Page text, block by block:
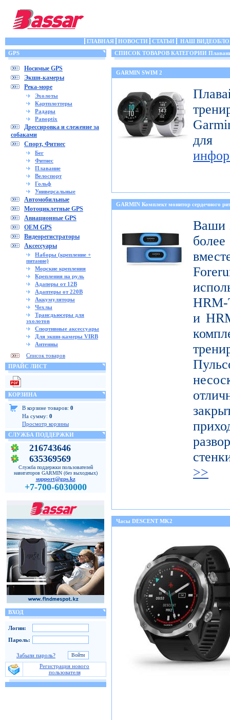
ГЛАВНАЯ НОВОСТИ СТАТЬИ
НАШ
GPS
Носимые GPS
Экшн-камеры
Река-море
Эхолоты
Картплоттеры
Радары
Panoptix
Дрессировка и слежение за
собаками
Спорт, Фитнес
Бег
Фитнес
Плавание
Велоспорт
Гольф
Универсальные
Автомобильные
Мотоциклетные GPS
Авиационные GPS
OEM GPS
Видеорегистраторы
Аксессуары
Наборы (крепление +
питание)
Морские крепления
Крепления на руль
Адаперы от 12В
Адаптеры от 220В
Аккумуляторы
Чехлы
Трансдьюсеры для
эхолотов
Спортивные аксессуары
Для экшн-камеры VIRB
Антенны
Список товаров
ПРАЙС ЛИСТ
КОРЗИНА
В корзине товаров: 0
На сумму: 0
Просмотр корзины
СЛУЖБА ПОДДЕРЖКИ
216743646
635369569
Служба поддержки пользователей
навигаторов GARMIN (без выходных)
support@gps.kz
+7-700-6030000
ВХОД
Логин:
Пароль:
Забыли пароль?
Регистрация нового
пользователя
СПИСОК ТОВАРОВ КАТЕГОРИИ
GARMIN SWIM 2
для
GARMIN Комплект монитор сердечного
Ваши
и
>>
Часы DESCENT MK2